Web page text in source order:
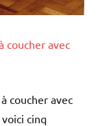
coucher avec
coucher avec
voici cinq